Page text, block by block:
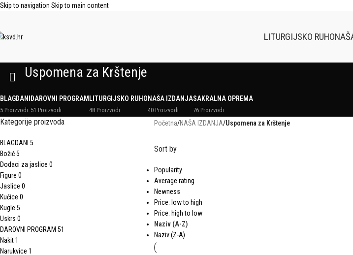
Skip to navigation Skip to main content
LITURGIJSKO RUHO
Uspomena za Krštenje
BLAGDANI
5 Proizvodi
DAROVNI PROGRAM
51 Proizvodi
LITURGIJSKO RUHO
48 Proizvodi
NAŠA IZDANJA
40 Proizvodi
SAKRALNA OPREMA
76 Proizvodi
Kategorije proizvoda
BLAGDANI 5
Božić5
Dodaci za jaslice 0
Figure 0
Jaslice 0
Kućice 0
Kugle 5
Uskrs 0
DAROVNI PROGRAM 51
Nakit1
Narukvice 1
Početna/NAŠA IZDANJA/Uspomena za Krštenje
Sort by
Popularity
Average rating
Newness
Price: low to high
Price: high to low
Naziv (A-Z)
Naziv (Z-A)